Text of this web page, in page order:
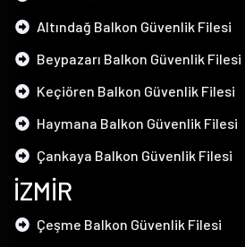
Altındağ Balkon Güvenlik Filesi
Beypazarı Balkon Güvenlik Filesi
Keçiören Balkon Güvenlik Filesi
Haymana Balkon Güvenlik Filesi
Çankaya Balkon Güvenlik Filesi
İZMİR
Çeşme Balkon Güvenlik Filesi